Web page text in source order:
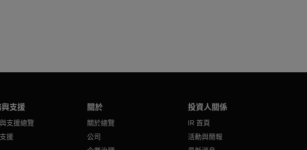
支援
支援總覽
援
關於
關於總覽
公司
投資人關係
IR 首頁
活動與簡報